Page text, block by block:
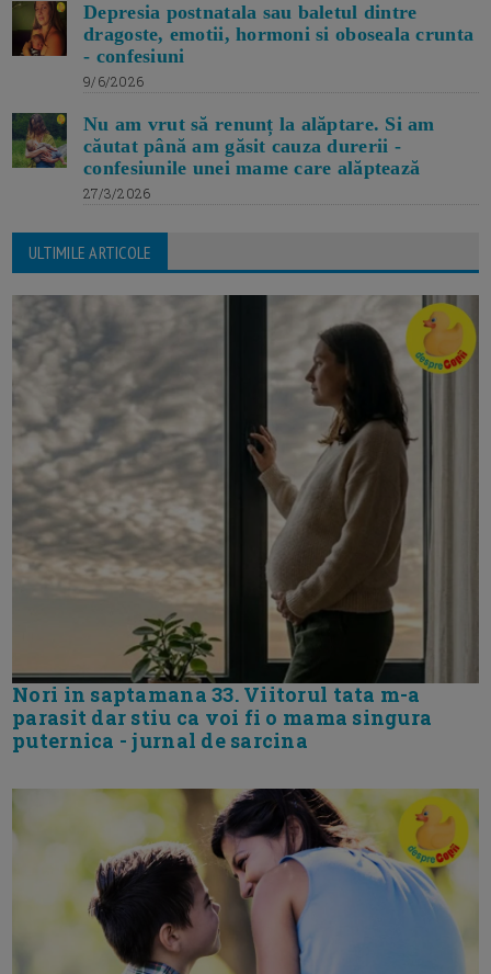
Depresia postnatala sau baletul dintre
dragoste, emotii, hormoni si oboseala crunta
- confesiuni
9/6/2026
Nu am vrut să renunț la alăptare. Si am
căutat până am găsit cauza durerii -
confesiunile unei mame care alăptează
27/3/2026
ULTIMILE ARTICOLE
Nori in saptamana 33. Viitorul tata m-a
parasit dar stiu ca voi fi o mama singura
puternica - jurnal de sarcina